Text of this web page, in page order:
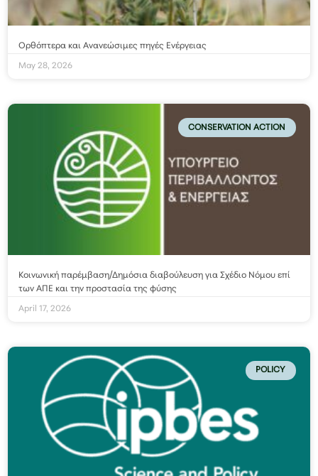
Ορθόπτερα και Ανανεώσιμες πηγές Ενέργειας
May 28, 2026
CONSERVATION ACTION
Κοινωνική παρέμβαση/Δημόσια διαβούλευση για Σχέδιο Νόμου επί
των ΑΠΕ και την προστασία της φύσης
April 17, 2026
POLICY